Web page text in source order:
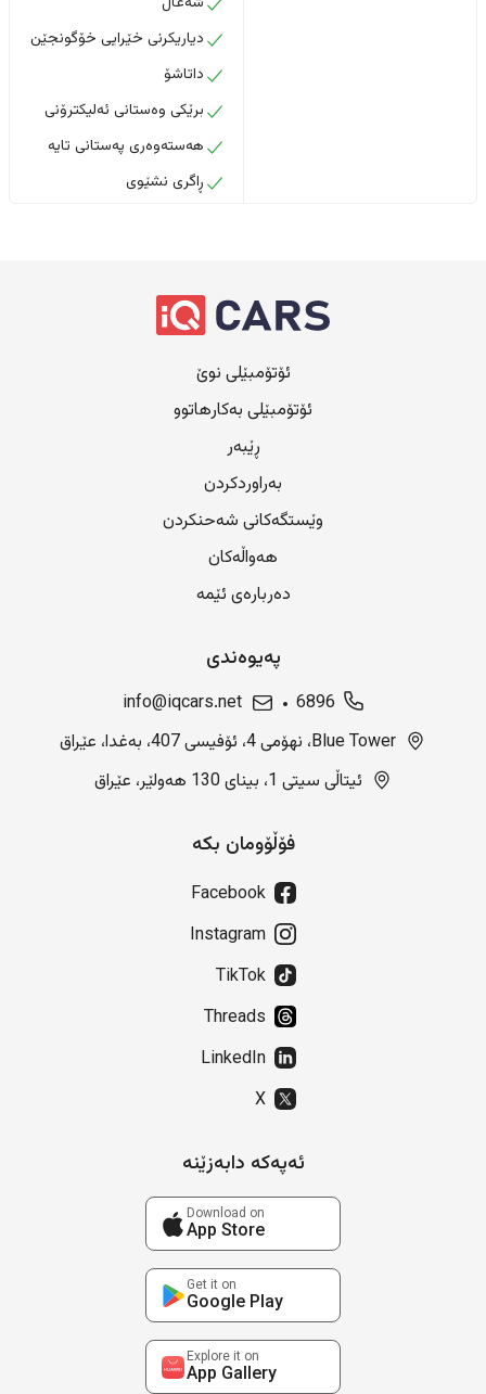
دیاریکرنی خێرایی خۆگونجێن
داتاشۆ
برێکی وەستانی ئەلیکترۆنی
هەستەوەری پەستانی تایە
ڕاگری نشێوی
ئۆتۆمبێلی نوێ
ئۆتۆمبێلی بەکارهاتوو
ڕێبەر
بەراوردکردن
وێستگەکانی شەحنکردن
هەواڵەکان
دەربارەی ئێمە
پەیوەندی
6896
info@iqcars.net
Blue Tower، نهۆمی 4، ئۆفیسی 407، بەغدا، عێراق
ئیتاڵی سیتی 1، بینای 130 هەولێر، عێراق
فۆڵۆومان بکە
Facebook
Instagram
TikTok
Threads
LinkedIn
X
ئەپەکە دابەزێنە
Download on
App Store
Get it on
Google Play
Explore it on
App Gallery